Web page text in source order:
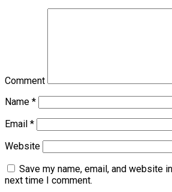
Comment
Name *
Email *
Website
Save my name, email, and website
next time I comment.